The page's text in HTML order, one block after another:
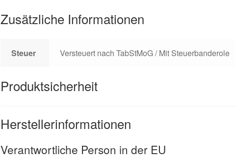
Zusätzliche Informationen
Steuer Versteuert nach TabStMoG / Mit Steuerbanderole
Produktsicherheit
Herstellerinformationen
Verantwortliche Person in der EU